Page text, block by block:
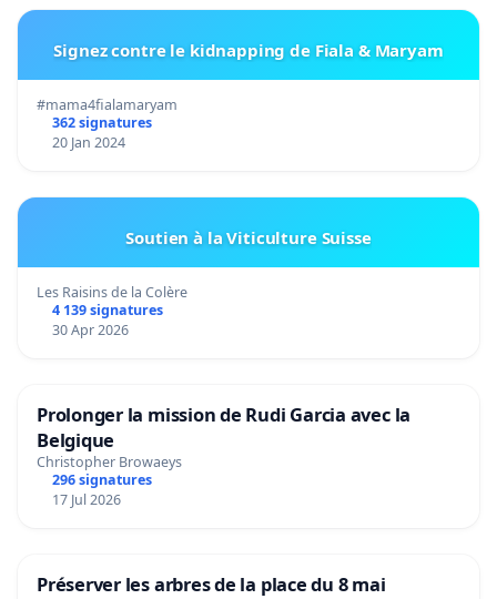
Signez contre le kidnapping de Fiala & Maryam
#mama4fialamaryam
362 signatures
20 Jan 2024
Soutien à la Viticulture Suisse
Les Raisins de la Colère
4 139 signatures
30 Apr 2026
Prolonger la mission de Rudi Garcia avec la
Belgique
Christopher Browaeys
296 signatures
17 Jul 2026
Préserver les arbres de la place du 8 mai